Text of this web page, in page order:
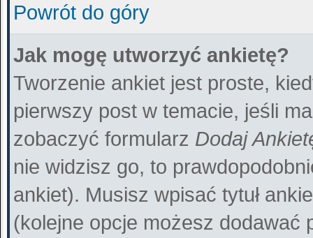
Powrót do góry
Jak mogę utworzyć ankietę?
Tworzenie ankiet jest proste,
pierwszy post w temacie, jeśli
zobaczyć formularz Dodaj
nie widzisz go, to
ankiet). Musisz wpisać tytuł
(kolejne opcje możesz dodawać